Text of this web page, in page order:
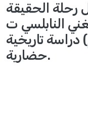
الحقيقة
النابلسي ت
1731م) دراسة تاريخية
حضارية.